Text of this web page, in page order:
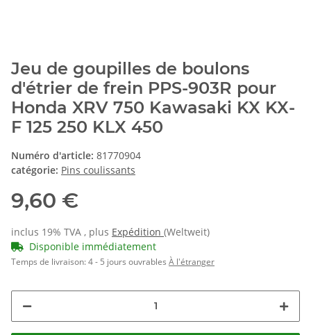
Jeu de goupilles de boulons
d'étrier de frein PPS-903R pour
Honda XRV 750 Kawasaki KX KX-
F 125 250 KLX 450
Numéro d'article: 81770904
catégorie: Pins coulissants
9,60 €
inclus 19% TVA , plus Expédition (Weltweit)
Disponible immédiatement
Temps de livraison:4 - 5 jours ouvrables À l'étranger